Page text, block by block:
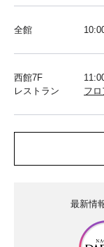
全館
西館7F
レストラン
フ
最新情